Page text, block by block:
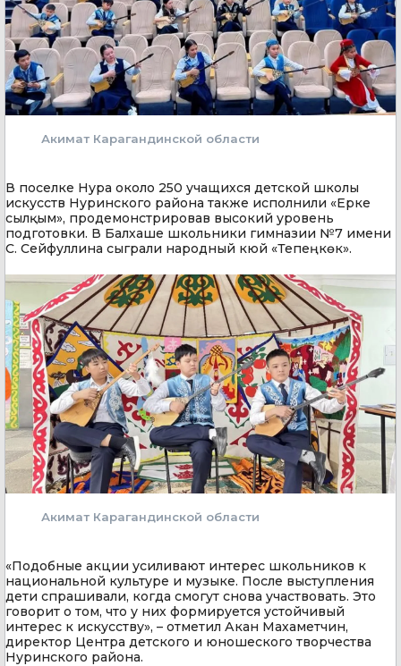
Акимат Карагандинской области
В поселке Нура около 250 учащихся детской школы
искусств Нуринского района также исполнили «Ерке
сылқым», продемонстрировав высокий уровень
подготовки. В Балхаше школьники гимназии №7 имени
С. Сейфуллина сыграли народный кюй «Тепеңкөк».
Акимат Карагандинской области
«Подобные акции усиливают интерес школьников к
национальной культуре и музыке. После выступления
дети спрашивали, когда смогут снова участвовать. Это
говорит о том, что у них формируется устойчивый
интерес к искусству», – отметил Акан Махаметчин,
директор Центра детского и юношеского творчества
Нуринского района.